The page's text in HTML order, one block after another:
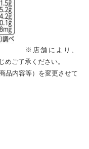
※店舗により、
めご了承ください。
品内容等）を変更させて